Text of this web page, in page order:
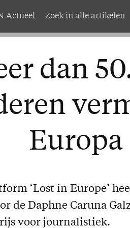
AMEN
Actueel Zoek in alle artikelen
dan
Europa
‘Lost in Europe’
de Daphne Caruna
voor journalistiek.